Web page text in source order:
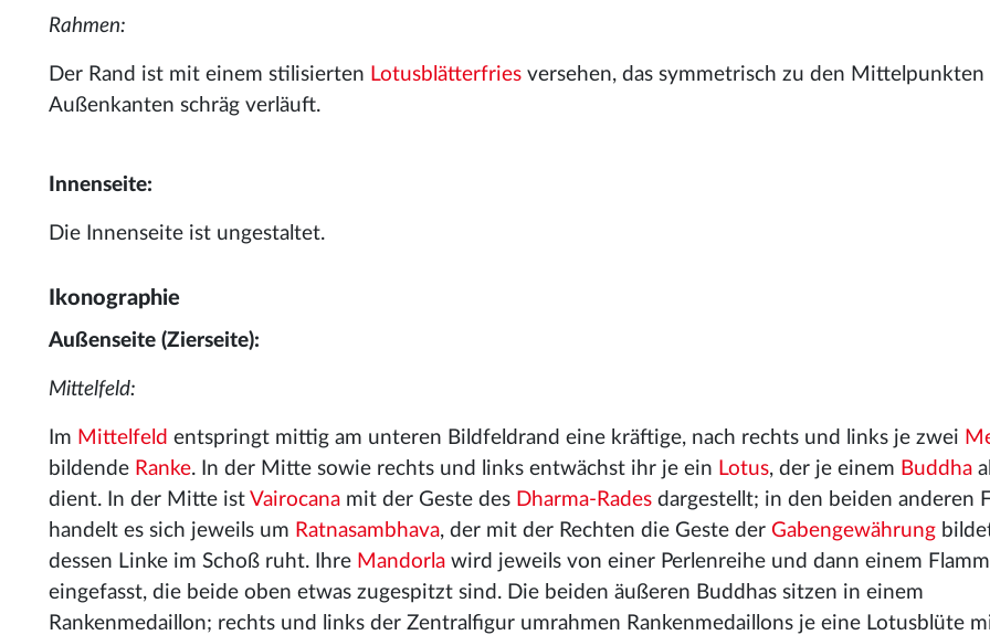
Rahmen:
Der Rand ist mit einem stilisierten Lotusblätterfries versehen, das symmetrisch zu den Mittelpunkten
Außenkanten schräg verläuft.
Innenseite:
Die Innenseite ist ungestaltet.
Ikonographie
Außenseite (Zierseite):
Mittelfeld:
Im Mittelfeld entspringt mittig am unteren Bildfeldrand eine kräftige, nach rechts und links je zwei
bildende Ranke. In der Mitte sowie rechts und links entwächst ihr je ein Lotus, der je einem Buddha
dient. In der Mitte ist Vairocana mit der Geste des Dharma-Rades dargestellt; in den beiden anderen
handelt es sich jeweils um Ratnasambhava, der mit der Rechten die Geste der Gabengewährung
dessen Linke im Schoß ruht. Ihre Mandorla wird jeweils von einer Perlenreihe und dann einem
eingefasst, die beide oben etwas zugespitzt sind. Die beiden äußeren Buddhas sitzen in einem
Rankenmedaillon; rechts und links der Zentralfigur umrahmen Rankenmedaillons je eine Lotusblüte